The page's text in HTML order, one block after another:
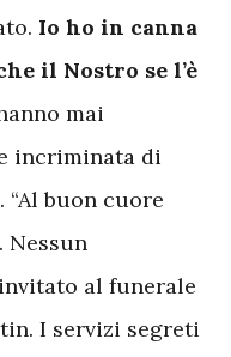
Io ho in canna
il Nostro se l’è
mai
incriminata di
“Al buon cuore
Nessun
al funerale
I servizi segreti